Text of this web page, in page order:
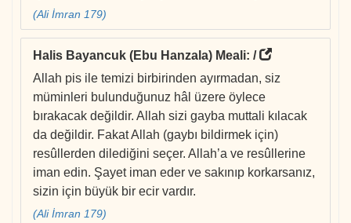
(Ali İmran 179)
Halis Bayancuk (Ebu Hanzala) Meali: /
Allah pis ile temizi birbirinden ayırmadan, siz
müminleri bulunduğunuz hâl üzere öylece
bırakacak değildir. Allah sizi gayba muttali kılacak
da değildir. Fakat Allah (gaybı bildirmek için)
resûllerden dilediğini seçer. Allah’a ve resûllerine
iman edin. Şayet iman eder ve sakınıp korkarsanız,
sizin için büyük bir ecir vardır.
(Ali İmran 179)